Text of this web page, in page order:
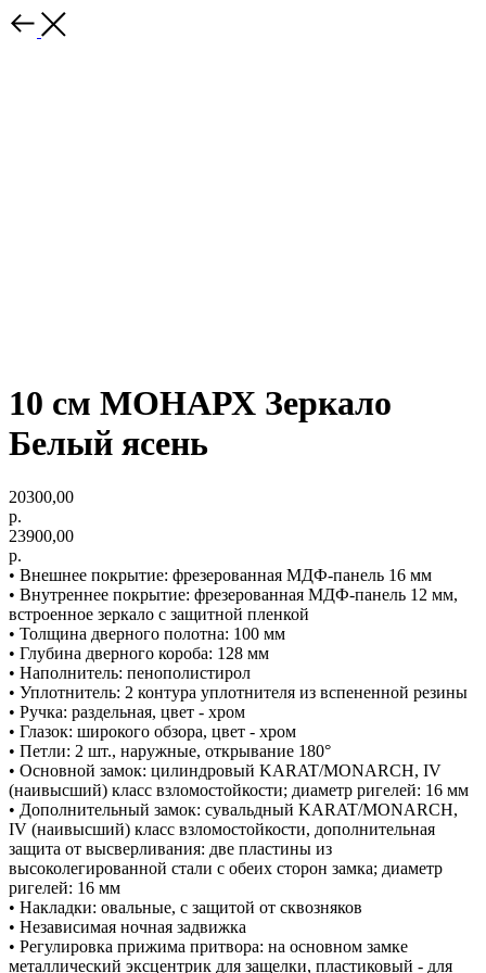
10 см МОНАРХ Зеркало
Белый ясень
20300,00
р.
23900,00
р.
• Внешнее покрытие: фрезерованная МДФ-панель 16 мм
• Внутреннее покрытие: фрезерованная МДФ-панель 12 мм,
встроенное зеркало с защитной пленкой
• Толщина дверного полотна: 100 мм
• Глубина дверного короба: 128 мм
• Наполнитель: пенополистирол
• Уплотнитель: 2 контура уплотнителя из вспененной резины
• Ручка: раздельная, цвет - хром
• Глазок: широкого обзора, цвет - хром
• Петли: 2 шт., наружные, открывание 180°
• Основной замок: цилиндровый KARAT/MONARCH, IV
(наивысший) класс взломостойкости; диаметр ригелей: 16 мм
• Дополнительный замок: сувальдный KARAT/MONARCH,
IV (наивысший) класс взломостойкости, дополнительная
защита от высверливания: две пластины из
высоколегированной стали с обеих сторон замка; диаметр
ригелей: 16 мм
• Накладки: овальные, с защитой от сквозняков
• Независимая ночная задвижка
• Регулировка прижима притвора: на основном замке
металлический эксцентрик для защелки, пластиковый - для